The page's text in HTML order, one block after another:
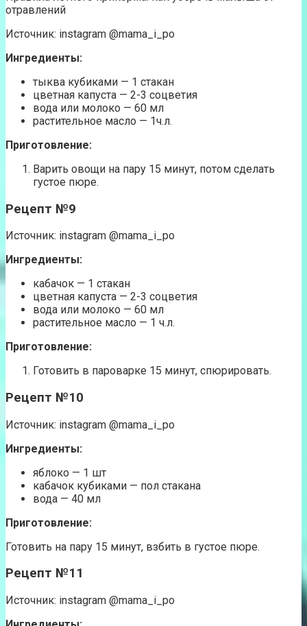
отравлений
Источник: instagram @mama_i_po
Ингредиенты:
тыква кубиками — 1 стакан
цветная капуста — 2-3 соцветия
вода или молоко — 60 мл
растительное масло — 1ч.л.
Приготовление:
Варить овощи на пару 15 минут, потом сделать
густое пюре.
Рецепт №9
Источник: instagram @mama_i_po
Ингредиенты:
кабачок — 1 стакан
цветная капуста — 2-3 соцветия
вода или молоко — 60 мл
растительное масло — 1 ч.л.
Приготовление:
Готовить в пароварке 15 минут, спюрировать.
Рецепт №10
Источник: instagram @mama_i_po
Ингредиенты:
яблоко — 1 шт
кабачок кубиками — пол стакана
вода — 40 мл
Приготовление:
Готовить на пару 15 минут, взбить в густое пюре.
Рецепт №11
Источник: instagram @mama_i_po